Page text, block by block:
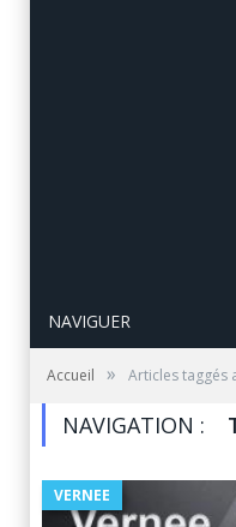
NAVIGUER
Accueil » Articles taggés
NAVIGATION :
VERNEE